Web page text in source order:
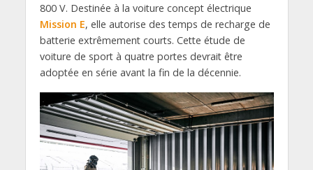
800 V. Destinée à la voiture concept électrique
Mission E, elle autorise des temps de recharge de
batterie extrêmement courts. Cette étude de
voiture de sport à quatre portes devrait être
adoptée en série avant la fin de la décennie.